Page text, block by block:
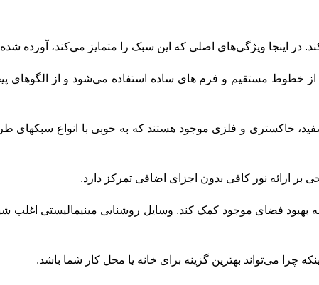
در اینجا ویژگی‌های اصلی که این سبک را متمایز می‌کند، آورده
خطوط مستقیم و فرم های ساده استفاده می‌شود و از الگوهای
خاکستری و فلزی موجود هستند که به خوبی با انواع سبکهای
بر ارائه نور کافی بدون اجزای اضافی تمرکز دارد.
بهبود فضای موجود کمک کند. وسایل روشنایی مینیمالیستی
چرا می‌تواند بهترین گزینه برای خانه یا محل کار شما باشد.